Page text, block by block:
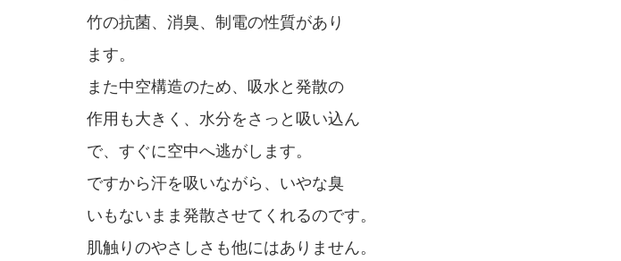
竹の抗菌、消臭、制電の性質があり
ます。
また中空構造のため、吸水と発散の
作用も大きく、水分をさっと吸い込ん
で、すぐに空中へ逃がします。
ですから汗を吸いながら、いやな臭
いもないまま発散させてくれるのです。
肌触りのやさしさも他にはありません。